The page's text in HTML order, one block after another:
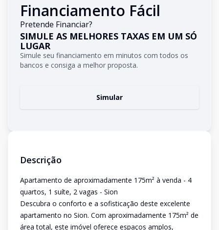
Financiamento Fácil
Pretende Financiar?
SIMULE AS MELHORES TAXAS EM UM SÓ
LUGAR
Simule seu financiamento em minutos com todos os
bancos e consiga a melhor proposta.
Simular
Descrição
Apartamento de aproximadamente 175m² à venda - 4
quartos, 1 suíte, 2 vagas - Sion
Descubra o conforto e a sofisticação deste excelente
apartamento no Sion. Com aproximadamente 175m² de
área total, este imóvel oferece espaços amplos,